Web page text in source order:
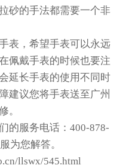
砂的手法都需要一个非
，希望手表可以永远
佩戴手表的时候也要注
延长手表的使用不同时
建议您将手表送至广州
。
服务电话：400-878-
为您解答。
llswx/545.html